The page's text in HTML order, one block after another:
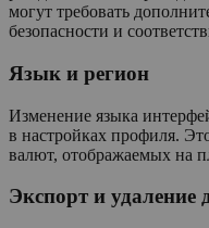
могут требовать
безопасности и
Язык и регион
Изменение языка
в настройках профиля.
валют, отображаемых на
Экспорт и удаление